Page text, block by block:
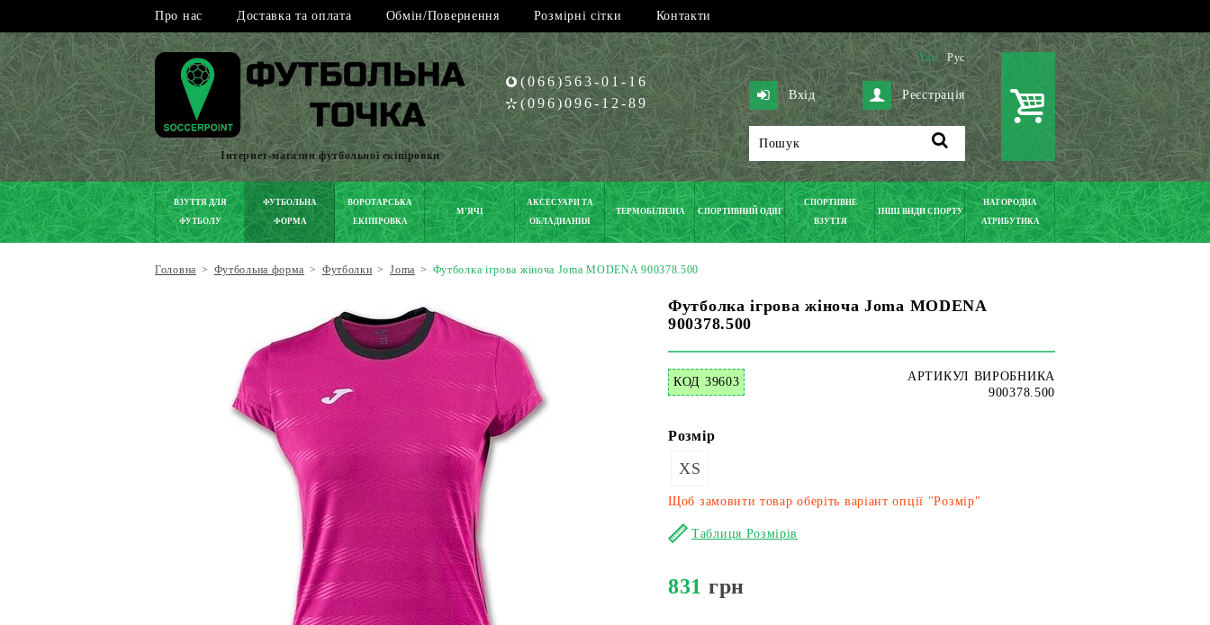
Про нас Доставка та оплата Обмін/Повернення Розмірні сітки Контакти
Інтернет-магазин футбольної екіпіровки
(066)563-01-16
(096)096-12-89
Укр Рус
Вхід Реєстрація
ВЗУТТЯ ДЛЯ
ФУТБОЛУ
ФУТБОЛЬНА
ФОРМА
ВОРОТАРСЬКА
ЕКІПІРОВКА
М'ЯЧІ
АКСЕСУАРИ ТА
ОБЛАДНАННЯ
ТЕРМОБІЛИЗНА СПОРТИВНИЙ ОДЯГ
СПОРТИВНЕ
ВЗУТТЯ
ІНШІ ВИДИ СПОРТУ
НАГОРОДНА
АТРИБУТИКА
Головна > Футбольна форма > Футболки > Joma > Футболка ігрова жіноча Joma MODENA 900378.500
Футболка ігрова жіноча Joma MODENA
900378.500
КОД 39603
АРТИКУЛ ВИРОБНИКА
900378.500
Розмір
XS
Щоб замовити товар оберіть варіант опції "Розмір"
Таблиця Розмірів
831 грн